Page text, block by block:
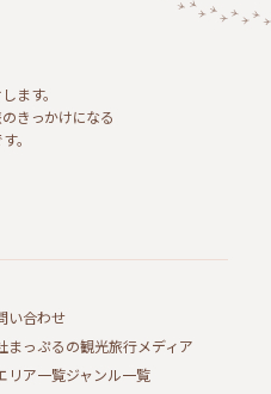
ます。
きっかけになる
。
い合わせ
まっぷるの観光旅行メディア
リア一覧ジャンル一覧